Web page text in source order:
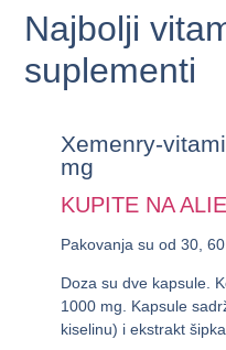
Najbolji
suplementi
Xemenry-
mg
KUPITE NA
Pakovanja su od 30,
Doza su dve kapsule.
1000 mg. Kapsule
kiselinu) i ekstrakt šipka.